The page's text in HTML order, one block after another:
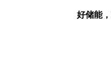
好储能